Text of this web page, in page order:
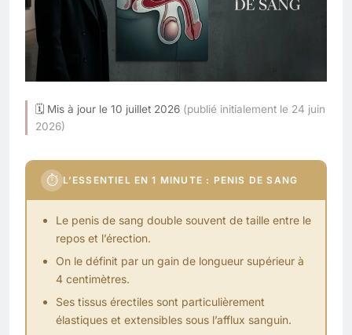
🗓 Mis à jour le 10 juillet 2026 (publié initialement le 24 juin
2026)
⏱ L’ESSENTIEL EN 1 MINUTE : PENIS DE SANG
Le penis de sang double souvent de taille entre le
repos et l’érection.
On le définit par un gain de longueur supérieur à
4 centimètres.
Ses tissus érectiles sont particulièrement
élastiques et extensibles sous l’afflux sanguin.